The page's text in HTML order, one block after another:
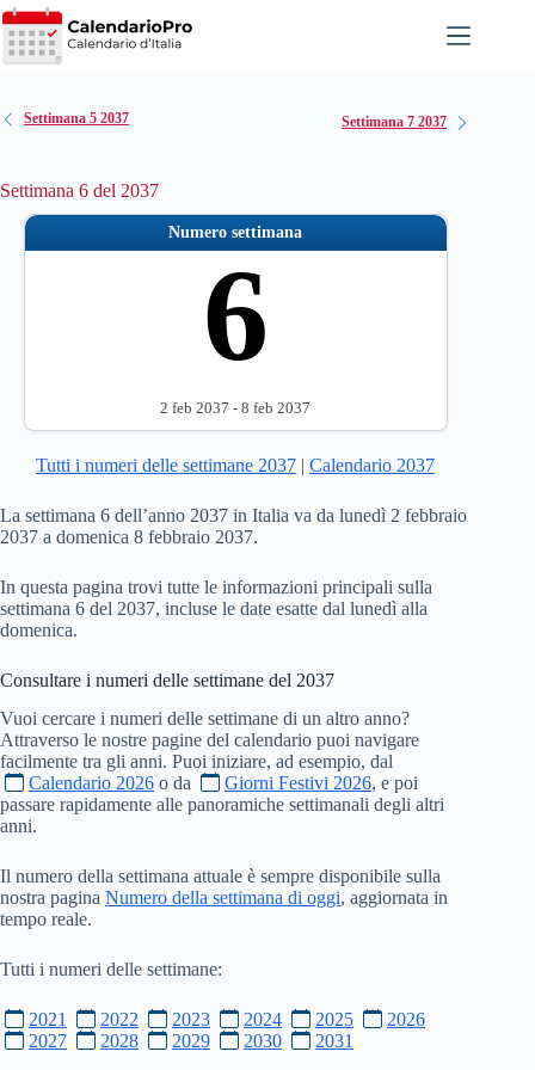
Salta
al
contenuto
Settimana 5 2037 Settimana 7 2037
Settimana 6 del 2037
Numero settimana
6
2 feb 2037 - 8 feb 2037
Tutti i numeri delle settimane 2037 |Calendario 2037
La settimana 6 dell’anno 2037 in Italia va da lunedì 2 febbraio
2037 a domenica 8 febbraio 2037.
In questa pagina trovi tutte le informazioni principali sulla
settimana 6 del 2037, incluse le date esatte dal lunedì alla
domenica.
Consultare i numeri delle settimane del 2037
Vuoi cercare i numeri delle settimane di un altro anno?
Attraverso le nostre pagine del calendario puoi navigare
facilmente tra gli anni. Puoi iniziare, ad esempio, dal
Calendario 2026 o da Giorni Festivi 2026, e poi
passare rapidamente alle panoramiche settimanali degli altri
anni.
Il numero della settimana attuale è sempre disponibile sulla
nostra pagina Numero della settimana di oggi, aggiornata in
tempo reale.
Tutti i numeri delle settimane:
2021 2022 2023 2024 2025
2026
2027
2028 2029 2030 2031